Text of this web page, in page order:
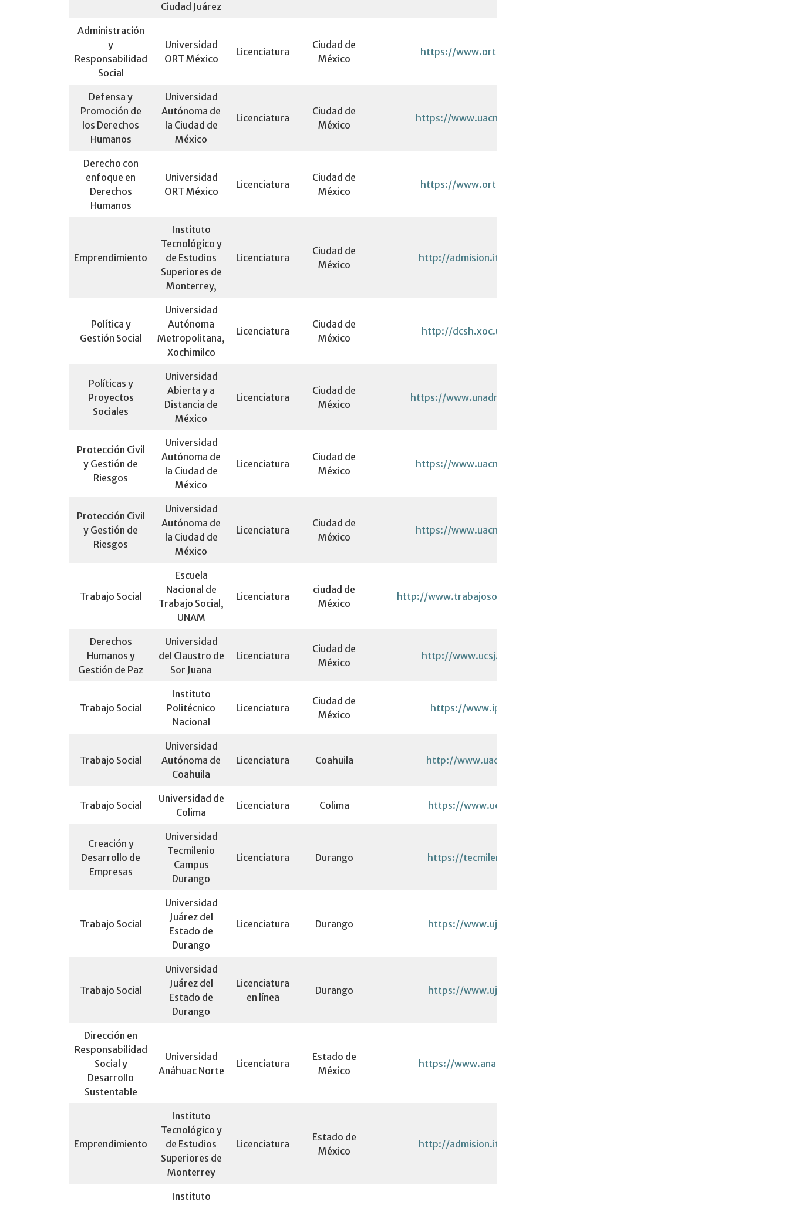
Ciudad Juárez
Administración
y
Responsabilidad
Social
Universidad
ORT México
Licenciatura
Ciudad de
México
https://www.ort.edu.mx
Defensa y
Promoción de
los Derechos
Humanos
Universidad
Autónoma de
la Ciudad de
México
Licenciatura
Ciudad de
México
https://www.uacm.edu.mx
Derecho con
enfoque en
Derechos
Humanos
Universidad
ORT México
Licenciatura
Ciudad de
México
https://www.ort.edu.mx
Emprendimiento
Instituto
Tecnológico y
de Estudios
Superiores de
Monterrey,
Licenciatura
Ciudad de
México
http://admision.itesm.mx
Política y
Gestión Social
Universidad
Autónoma
Metropolitana,
Xochimilco
Licenciatura
Ciudad de
México
http://dcsh.xoc.uam.mx
Políticas y
Proyectos
Sociales
Universidad
Abierta y a
Distancia de
México
Licenciatura
Ciudad de
México
https://www.unadmexico.mx
Protección Civil
y Gestión de
Riesgos
Universidad
Autónoma de
la Ciudad de
México
Licenciatura
Ciudad de
México
https://www.uacm.edu.mx
Protección Civil
y Gestión de
Riesgos
Universidad
Autónoma de
la Ciudad de
México
Licenciatura
Ciudad de
México
https://www.uacm.edu.mx
Trabajo Social
Escuela
Nacional de
Trabajo Social,
UNAM
Licenciatura
ciudad de
México
http://www.trabajosocial.unam.mx
Derechos
Humanos y
Gestión de Paz
Universidad
del Claustro de
Sor Juana
Licenciatura
Ciudad de
México
http://www.ucsj.edu.mx
Trabajo Social
Instituto
Politécnico
Nacional
Licenciatura
Ciudad de
México
https://www.ipn.mx
Trabajo Social
Universidad
Autónoma de
Coahuila
Licenciatura Coahuila http://www.uadec.mx
Trabajo Social
Universidad de
Colima
Licenciatura Colima https://www.ucol.mx
Creación y
Desarrollo de
Empresas
Universidad
Tecmilenio
Campus
Durango
Licenciatura Durango https://tecmilenio.mx
Trabajo Social
Universidad
Juárez del
Estado de
Durango
Licenciatura Durango https://www.ujed.mx
Trabajo Social
Universidad
Juárez del
Estado de
Durango
Licenciatura
en línea
Durango https://www.ujed.mx
Dirección en
Responsabilidad
Social y
Desarrollo
Sustentable
Universidad
Anáhuac Norte
Licenciatura
Estado de
México
https://www.anahuac.mx
Emprendimiento
Instituto
Tecnológico y
de Estudios
Superiores de
Monterrey
Licenciatura
Estado de
México
http://admision.itesm.mx
Instituto